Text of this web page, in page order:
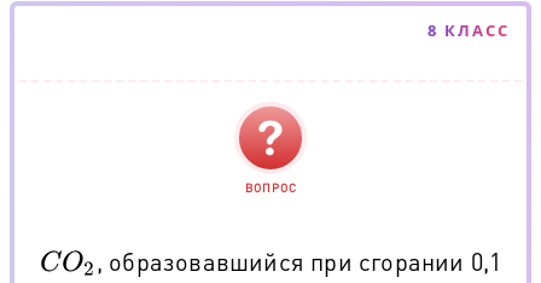
8 КЛАСС
ВОПРОС
CO2 , образовавшийся при сгорании 0,1